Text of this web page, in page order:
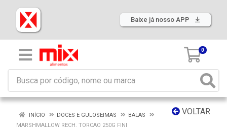
Baixe já nosso APP
0
VOLTAR
INÍCIO DOCES E GULOSEIMAS
BALAS
MARSHMALLOW RECH. TORCAO 250G FINI